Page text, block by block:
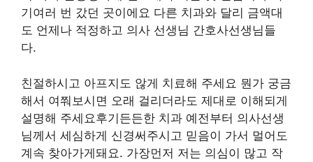
기여러 번 갔던 곳이에요 다른 치과와 달리 금액대
도 언제나 적정하고 의사 선생님 간호사선생님들
다.
친절하시고 아프지도 않게 치료해 주세요 뭔가 궁금
해서 여쭤보시면 오래 걸리더라도 제대로 이해되게
설명해 주세요후기든든한 치과 예전부터 의사선생
님께서 세심하게 신경써주시고 믿음이 가서 멀어도
계속 찾아가게돼요. 가장먼저 저는 의심이 많고 작